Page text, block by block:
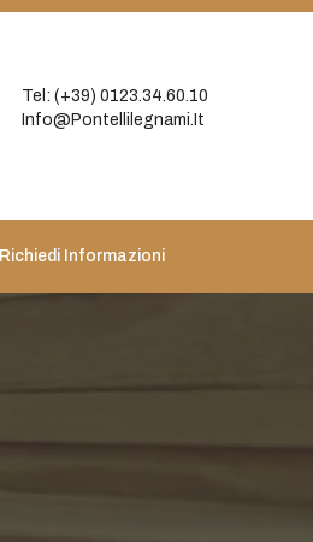
Tel: (+39) 0123.34.60.10
Info@pontellilegnami.it
Richiedi Informazioni